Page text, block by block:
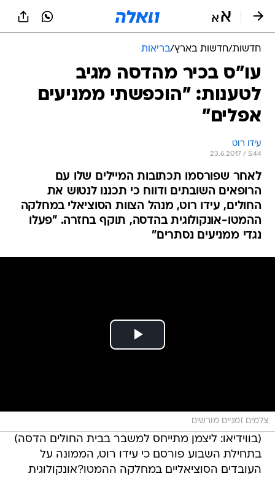
חדשות/חדשות בארץ/בריאות
עו"ס בכיר מהדסה מגיב
לטענות: "הוכפשתי ממניעים
אפלים"
עידו רוט
23.6.2017 / 5:44
לאחר שפורסמו תכתובות המיילים שלו עם
הרופאים השובתים ודווח כי תכננו לנטוש את
החולים, עידו רוט, מנהל הצוות הסוציאלי במחלקה
ההמטו-אונקולוגית בהדסה, תוקף בחזרה. "פעלו
נגדי ממניעים נסתרים"
צלמים זמניים מורשים
(בווידיאו: ליצמן מתייחס למשבר בבית החולים הדסה)
בתחילת השבוע פורסם כי עידו רוט, הממונה על
העובדים הסוציאליים במחלקה ההמטו?אונקולוגית